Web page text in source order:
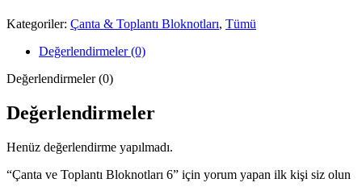
Kategoriler: Çanta & Toplantı Bloknotları, Tümü
Değerlendirmeler (0)
Değerlendirmeler (0)
Değerlendirmeler
Henüz değerlendirme yapılmadı.
“Çanta ve Toplantı Bloknotları 6” için yorum yapan ilk kişi siz olun